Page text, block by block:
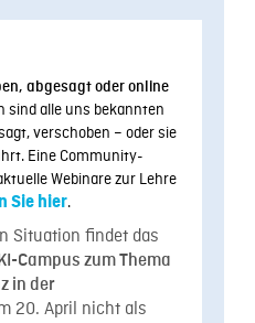
abgesagt oder online
sind alle uns bekannten
verschoben – oder sie
Eine Community-
Webinare zur Lehre
Sie hier.
Situation findet das
Campus zum Thema
in der
20. April nicht als